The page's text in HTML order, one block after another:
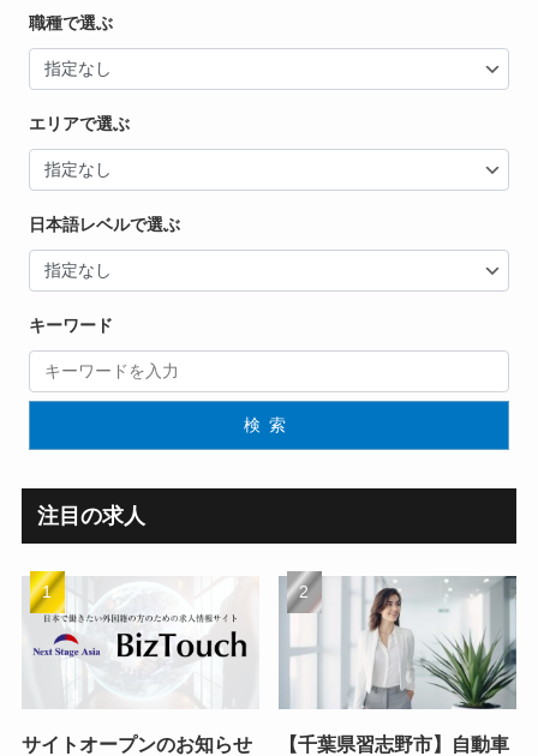
職種で選ぶ
エリアで選ぶ
日本語レベルで選ぶ
キーワード
検索
注目の求人
サイトオープンのお知らせ
【千葉県習志野市】自動車